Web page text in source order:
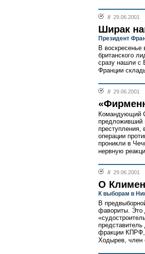
// 29.06.2001
Ширак
Президент
В
британского
сразу нашли с
Франции
// 29.06.2001
Командующий
предложивший
преступления,
операции
проникли в
нервную
// 29.06.2001
О
К выборам в
В
фавориты. Это
фракции КПРФ,
Ходырев, член